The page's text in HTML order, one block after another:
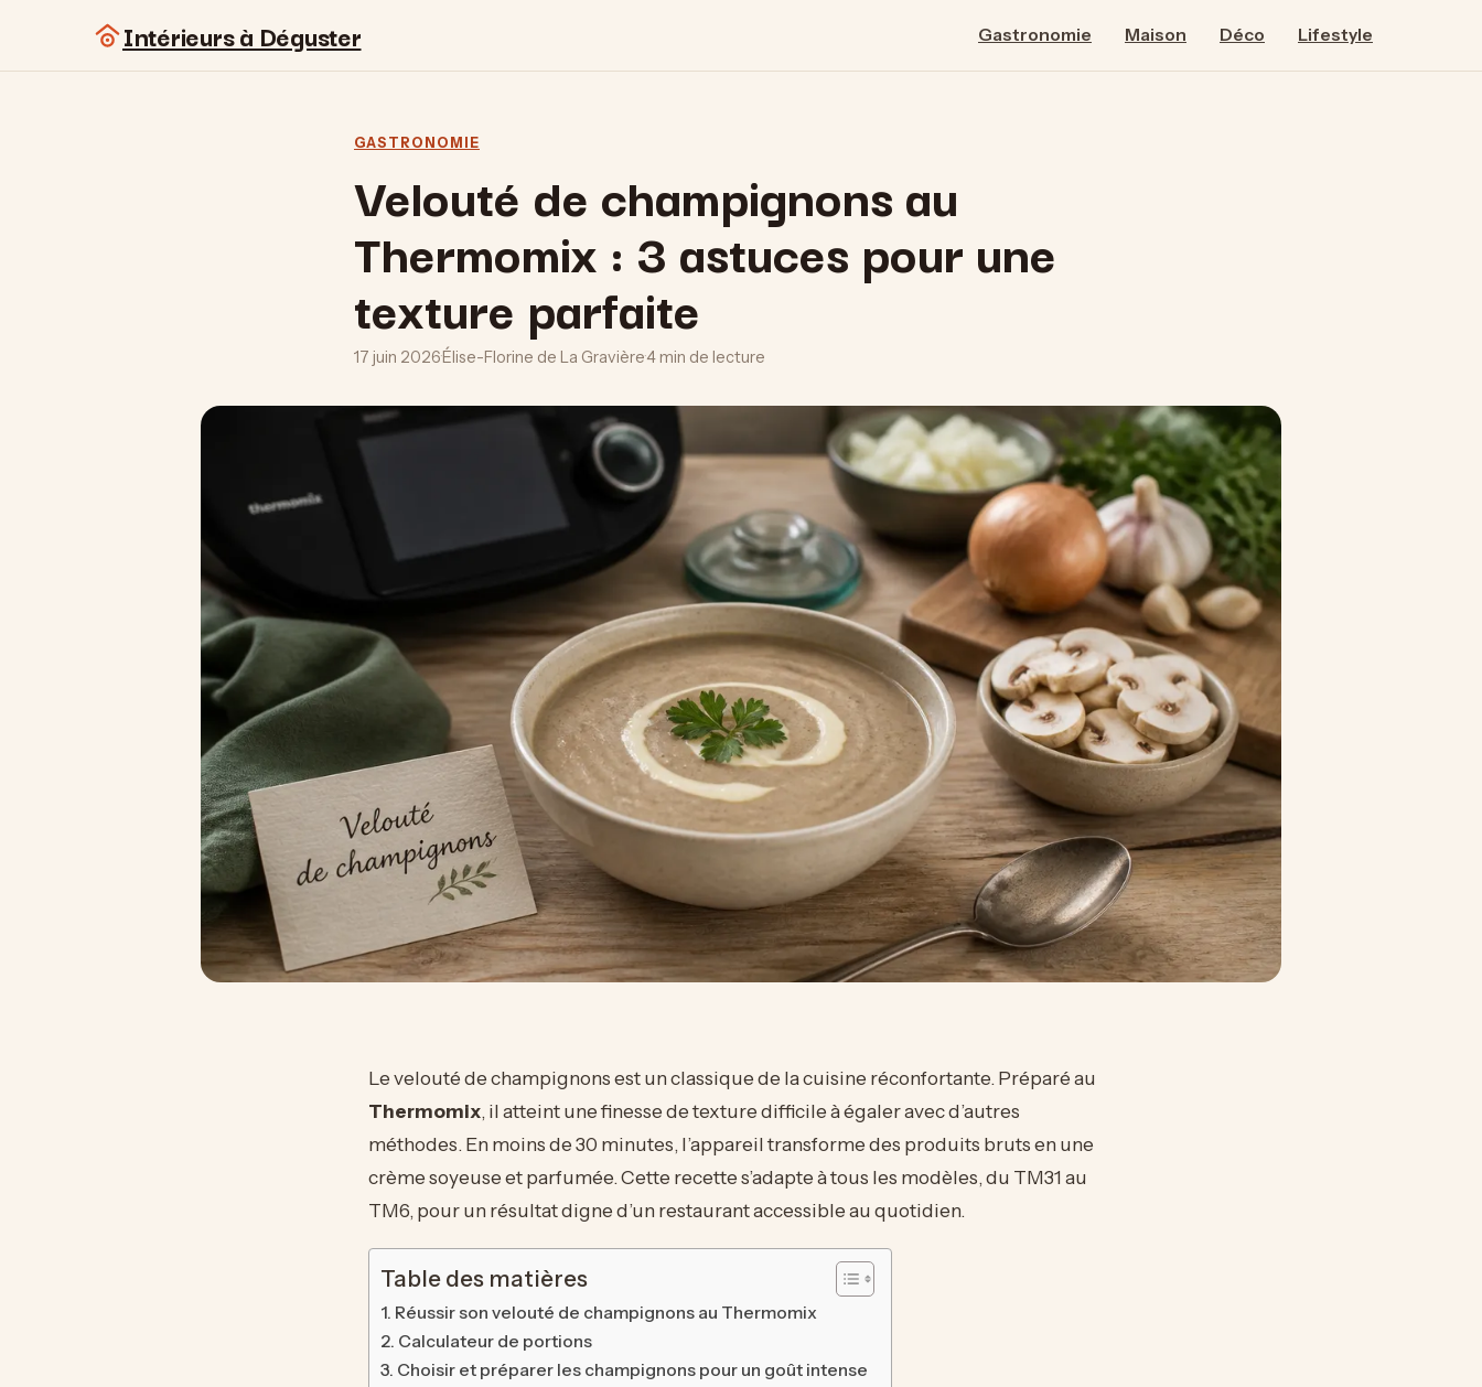
Intérieurs à Déguster Gastronomie Maison Déco Lifestyle
GASTRONOMIE
Velouté de champignons au
Thermomix : 3 astuces pour une
texture parfaite
17 juin 2026·Élise-Florine de La Gravière·4 min de lecture
Le velouté de champignons est un classique de la cuisine réconfortante. Préparé au
Thermomix, il atteint une finesse de texture difficile à égaler avec d’autres
méthodes. En moins de 30 minutes, l’appareil transforme des produits bruts en une
crème soyeuse et parfumée. Cette recette s’adapte à tous les modèles, du TM31 au
TM6, pour un résultat digne d’un restaurant accessible au quotidien.
Table des matières
Réussir son velouté de champignons au Thermomix
Calculateur de portions
Choisir et préparer les champignons pour un goût intense